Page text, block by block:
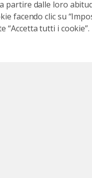
partire dalle loro
facendo clic su
tutti i